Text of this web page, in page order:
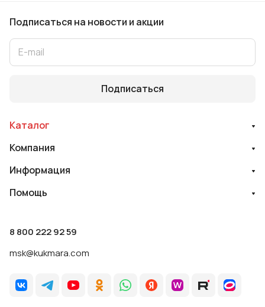
Подписаться на новости и акции
Подписаться
Каталог
Компания
Информация
Помощь
8 800 222 92 59
msk@kukmara.com